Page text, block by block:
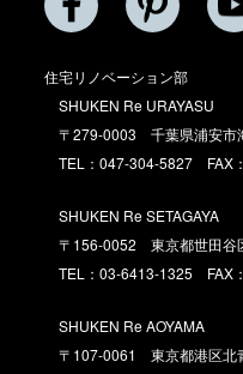
住宅リノベーション部
SHUKEN Re URAYASU
〒279-0003 千葉県浦安市
TEL：047-304-5827 FAX
SHUKEN Re SETAGAYA
〒156-0052 東京都世田谷
TEL：03-6413-1325 FAX
SHUKEN Re AOYAMA
〒107-0061 東京都港区北